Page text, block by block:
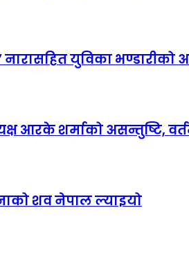
नारासहित युविका भण्डारीको
आरके शर्माको असन्तुष्टि,
शव नेपाल ल्याइयो